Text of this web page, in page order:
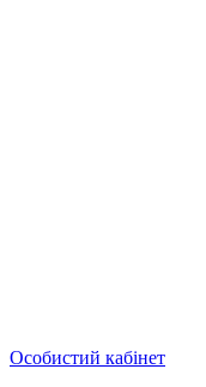
Особистий кабінет